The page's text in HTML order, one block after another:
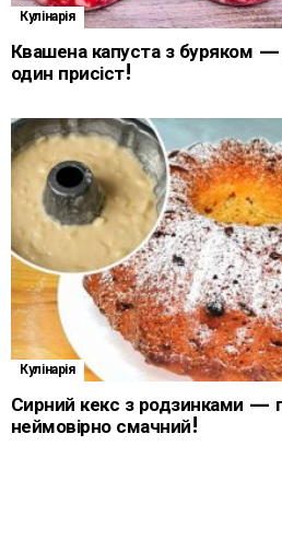
Кулінарія
Квашена капуста з буряком —
один присіст!
Кулінарія
Сирний кекс з родзинками —
неймовірно смачний!